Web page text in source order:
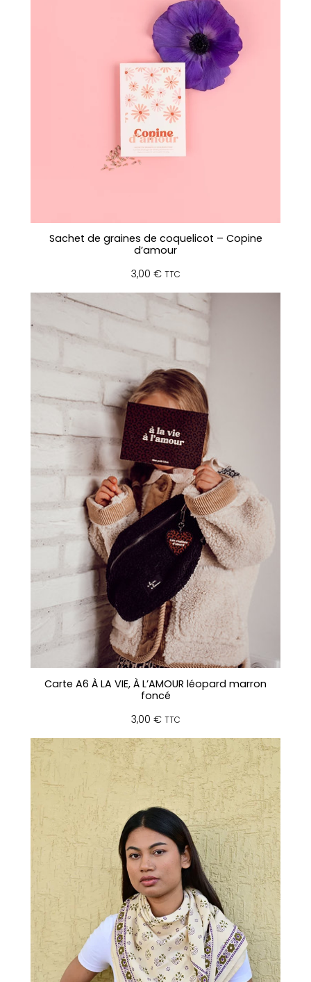
Sachet de graines de coquelicot – Copine
d’amour
3,00 € TTC
Carte A6 À LA VIE, À L’AMOUR léopard marron
foncé
3,00 € TTC